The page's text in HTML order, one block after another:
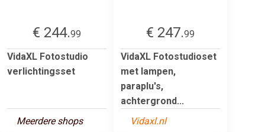
€ 244.99
VidaXL Fotostudio
verlichtingsset
Meerdere shops
€ 247.99
VidaXL Fotostudioset
met lampen,
paraplu's,
achtergrond...
Vidaxl.nl